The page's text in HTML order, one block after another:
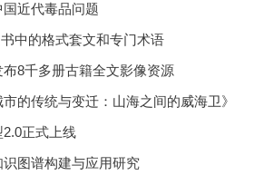
近代毒品问题
中的格式套文和专门术语
8千多册古籍全文影像资源
的传统与变迁：山海之间的威海卫》
正式上线
图谱构建与应用研究